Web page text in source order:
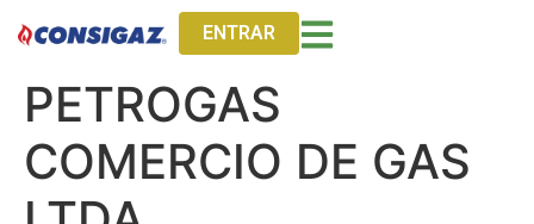
ENTRAR
PETROGAS
COMERCIO DE GAS